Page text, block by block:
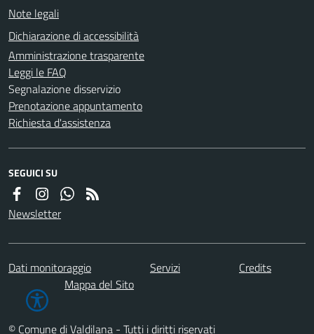
Note legali
Dichiarazione di accessibilità
Amministrazione trasparente
Leggi le FAQ
Segnalazione disservizio
Prenotazione appuntamento
Richiesta d'assistenza
SEGUICI SU
Newsletter
Dati monitoraggio Servizi
Credits
Mappa del Sito
© Comune di Valdilana - Tutti i diritti riservati